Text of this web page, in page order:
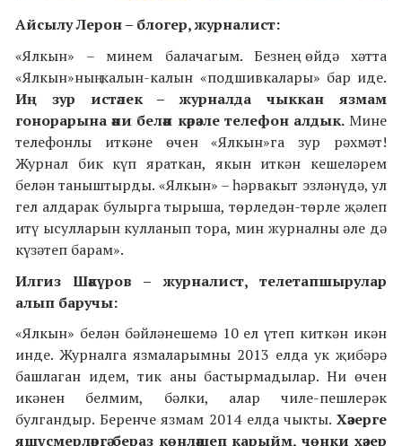
Айсылу Лерон – блогер, журналист:
«Ялкын» – минем балачагым. Безнең өйдә хәтта
«Ялкын»ның калын-калын «подшивкалары» бар иде.
Иң зур истәлек – журналда чыккан язмам
гонорарына әни белән кәрәзле телефон алдык.Мине
телефонлы иткәне өчен «Ялкын»га зур рәхмәт!
Журнал бик күп яраткан, якын иткән кешеләрем
белән таныштырды. «Ялкын» – һәрвакыт эзләнүдә, ул
гел алдарак булырга тырыша, төрледән-төрле җәлеп
итү ысулларын кулланып тора, мин журналны әле дә
күзәтеп барам».
Илгиз Шәкүров – журналист, телетапшырулар
алып баручы:
«Ялкын» белән бәйләнешемә 10 ел үтеп киткән икән
инде. Журналга язмаларымны 2013 елда ук җибәрә
башлаган идем, тик аны бастырмадылар. Ни өчен
икәнен белмим, бәлки, алар чиле-пешлерәк
булгандыр. Беренче язмам 2014 елда чыкты. Хәзерге
яшүсмерләргә бераз көнләшеп карыйм, чөнки хәзер